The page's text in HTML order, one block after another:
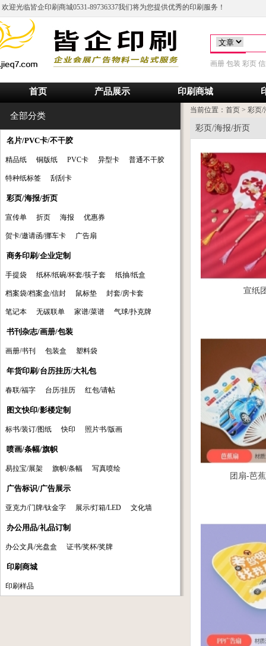
首页 产品展示 印刷商城
画册 包装 彩页
欢迎光临皆企印刷商城0531-89736337我们将为您提供优秀的印刷服务！
全部分类
名片/PVC卡/不干胶
精品纸 铜版纸 PVC卡 异型卡 普通不干胶
特种纸标签 刮刮卡
彩页/海报/折页
宣传单 折页 海报 优惠券
贺卡/邀请函/挪车卡 广告扇
商务印刷/企业定制
手提袋 纸杯/纸碗/杯套/筷子套 纸抽/纸盒
档案袋/档案盒/信封 鼠标垫 封套/房卡套
笔记本 无碳联单 家谱/菜谱 气球/扑克牌
书刊杂志/画册/包装
画册/书刊 包装盒 塑料袋
年货印刷/台历挂历/大礼包
春联/福字 台历/挂历 红包/请帖
图文快印/影楼定制
标书/装订/图纸 快印 照片书/版画
喷画/条幅/旗帜
易拉宝/展架 旗帜/条幅 写真喷绘
广告标识/广告展示
亚克力/门牌/钛金字 展示/灯箱/LED 文化墙
办公用品/礼品订制
办公文具/光盘盒 证书/奖杯/奖牌
印刷商城
印刷样品
当前位置： 首页 > 彩页/
彩页/海报/折页
宣纸
团扇-芭